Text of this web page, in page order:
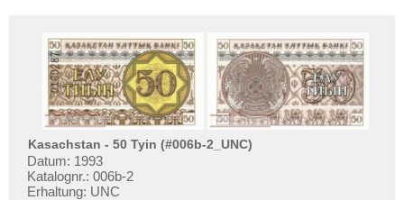
Kasachstan - 50 Tyin (#006b-2_UNC)
Datum: 1993
Katalognr.: 006b-2
Erhaltung: UNC